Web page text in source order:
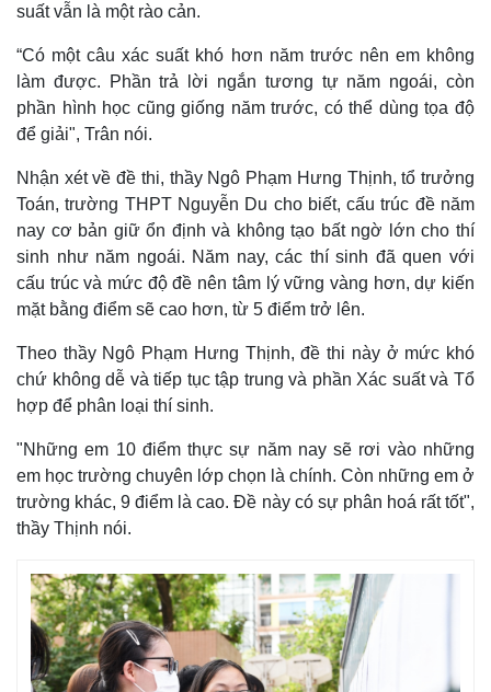
Thế giới
Quan sát
Hồ sơ
Multimedia
Video
E-Magazine
Infographic
suất vẫn là một rào cản.
“Có một câu xác suất khó hơn năm trước nên em không
làm được. Phần trả lời ngắn tương tự năm ngoái, còn
phần hình học cũng giống năm trước, có thể dùng tọa độ
để giải", Trân nói.
Nhận xét về đề thi, thầy Ngô Phạm Hưng Thịnh, tổ trưởng
Toán, trường THPT Nguyễn Du cho biết, cấu trúc đề năm
nay cơ bản giữ ổn định và không tạo bất ngờ lớn cho thí
sinh như năm ngoái. Năm nay, các thí sinh đã quen với
cấu trúc và mức độ đề nên tâm lý vững vàng hơn, dự kiến
mặt bằng điểm sẽ cao hơn, từ 5 điểm trở lên.
Theo thầy Ngô Phạm Hưng Thịnh, đề thi này ở mức khó
chứ không dễ và tiếp tục tập trung và phần Xác suất và Tổ
hợp để phân loại thí sinh.
"Những em 10 điểm thực sự năm nay sẽ rơi vào những
em học trường chuyên lớp chọn là chính. Còn những em ở
trường khác, 9 điểm là cao. Đề này có sự phân hoá rất tốt",
thầy Thịnh nói.